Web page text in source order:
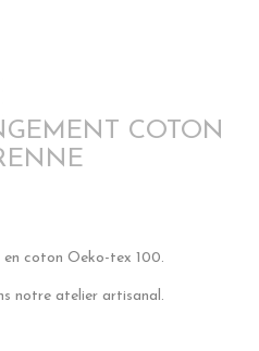
COTON
coton Oeko-tex 100.
notre atelier artisanal.